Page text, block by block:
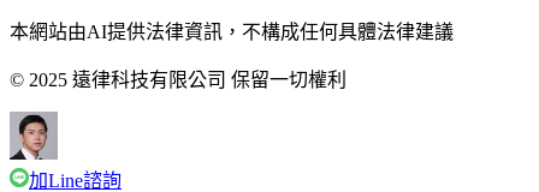
本網站由AI提供法律資訊，不構成任何具體法律建議
© 2025 遠律科技有限公司 保留一切權利
加Line諮詢